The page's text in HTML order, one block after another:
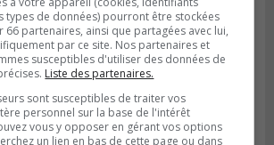
à 12h00
de Saint-Lambert craint le
de MET
types de données) pourront être stockées
66 partenaires, ainsi que partagées avec lui,
par ce site. Nos partenaires et
susceptibles d'utiliser des données de
Liste des partenaires.
sont susceptibles de traiter vos
personnel sur la base de l'intérêt
vous y opposer en gérant vos options
un lien en bas de cette page ou dans